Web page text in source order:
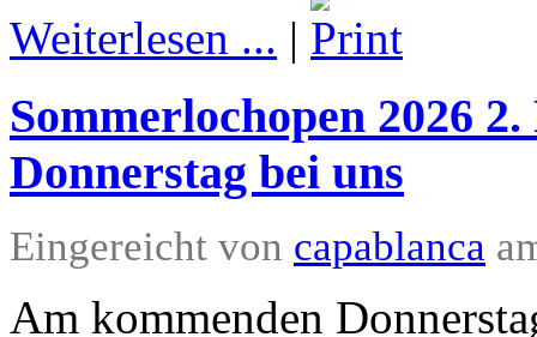
Weiterlesen ... |
Sommerlochopen 2026
Donnerstag bei uns
Eingereicht von capablanca
Am kommenden